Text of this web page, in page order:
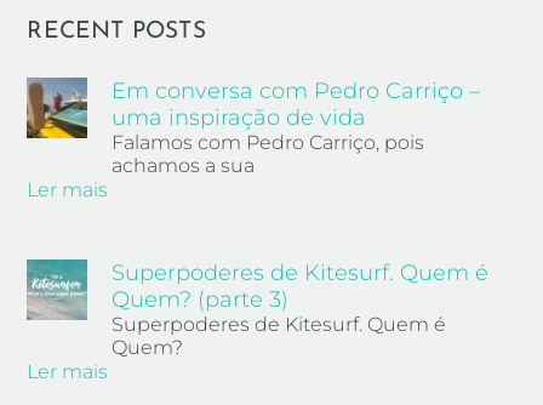
RECENT POSTS
Em conversa com Pedro Carriço –
uma inspiração de vida
Falamos com Pedro Carriço, pois
achamos a sua
Ler mais
Superpoderes de Kitesurf. Quem é
Quem? (parte 3)
Superpoderes de Kitesurf. Quem é
Quem?
Ler mais